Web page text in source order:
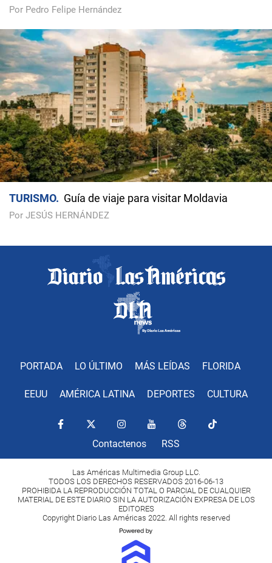
Por Pedro Felipe Hernández
TURISMO Guía de viaje para visitar Moldavia
Por JESÚS HERNÁNDEZ
PORTADA LO ÚLTIMO MÁS LEÍDAS FLORIDA
EEUU AMÉRICA LATINA DEPORTES CULTURA
Contactenos RSS
Las Américas Multimedia Group LLC.
TODOS LOS DERECHOS RESERVADOS 2016-06-13
PROHIBIDA LA REPRODUCCIÓN TOTAL O PARCIAL DE CUALQUIER
MATERIAL DE ESTE DIARIO SIN LA AUTORIZACIÓN EXPRESA DE LOS
EDITORES
Copyright Diario Las Américas 2022. All rights reserved